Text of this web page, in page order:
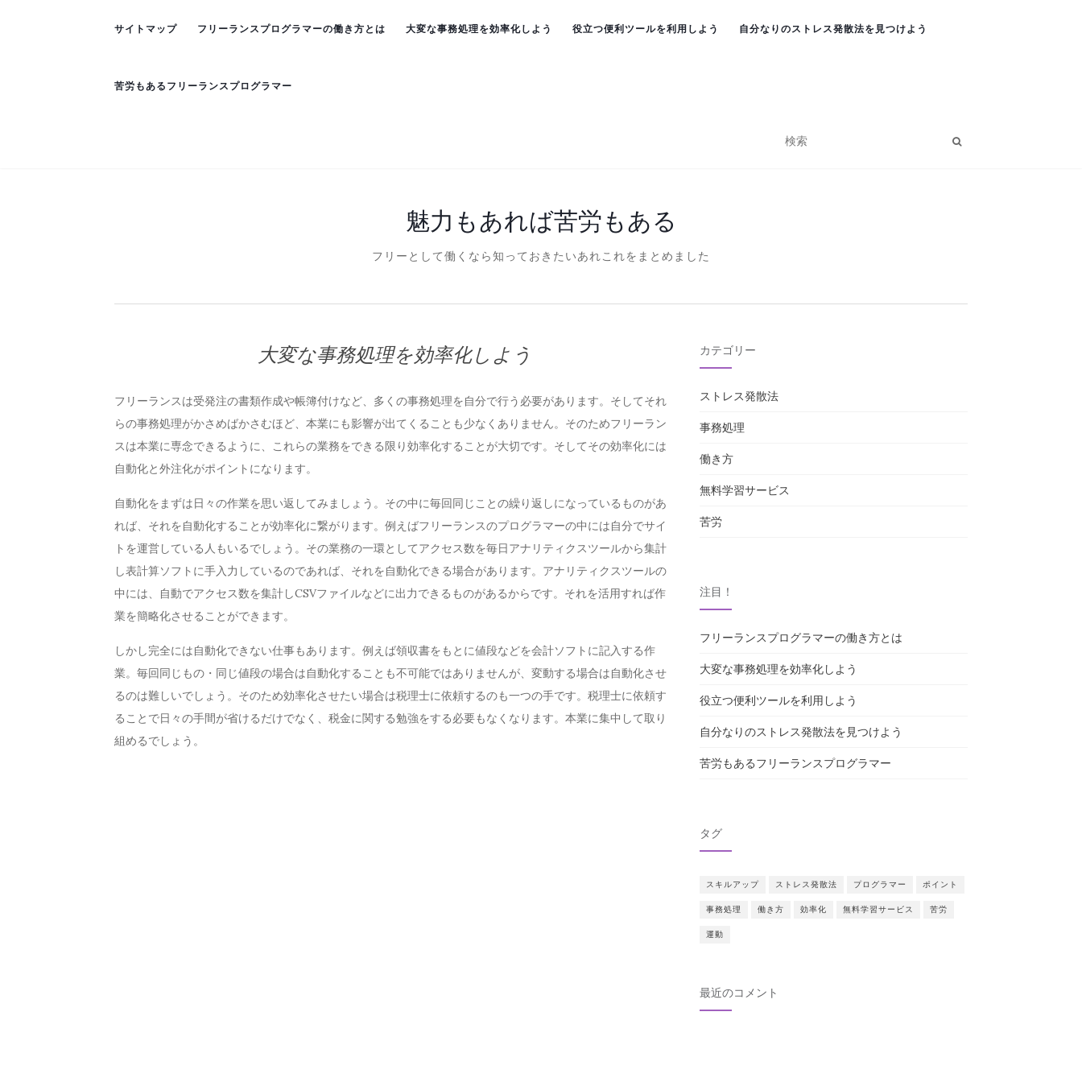
サイトマップ フリーランスプログラマーの働き方とは 大変な事務処理を効率化しよう 役立つ便利ツールを利用しよう 自分なりのストレス発散法を見つけよう
苦労もあるフリーランスプログラマー
魅力もあれば苦労もある
フリーとして働くなら知っておきたいあれこれをまとめました
大変な事務処理を効率化しよう
フリーランスは受発注の書類作成や帳簿付けなど、多くの事務処理を自分で行う必要があります。そしてそれ
らの事務処理がかさめばかさむほど、本業にも影響が出てくることも少なくありません。そのためフリーラン
スは本業に専念できるように、これらの業務をできる限り効率化することが大切です。そしてその効率化には
自動化と外注化がポイントになります。
自動化をまずは日々の作業を思い返してみましょう。その中に毎回同じことの繰り返しになっているものがあ
れば、それを自動化することが効率化に繋がります。例えばフリーランスのプログラマーの中には自分でサイ
トを運営している人もいるでしょう。その業務の一環としてアクセス数を毎日アナリティクスツールから集計
し表計算ソフトに手入力しているのであれば、それを自動化できる場合があります。アナリティクスツールの
中には、自動でアクセス数を集計しCSVファイルなどに出力できるものがあるからです。それを活用すれば作
業を簡略化させることができます。
しかし完全には自動化できない仕事もあります。例えば領収書をもとに値段などを会計ソフトに記入する作
業。毎回同じもの・同じ値段の場合は自動化することも不可能ではありませんが、変動する場合は自動化させ
るのは難しいでしょう。そのため効率化させたい場合は税理士に依頼するのも一つの手です。税理士に依頼す
ることで日々の手間が省けるだけでなく、税金に関する勉強をする必要もなくなります。本業に集中して取り
組めるでしょう。
カテゴリー
ストレス発散法
事務処理
働き方
無料学習サービス
苦労
注目！
フリーランスプログラマーの働き方とは
大変な事務処理を効率化しよう
役立つ便利ツールを利用しよう
自分なりのストレス発散法を見つけよう
苦労もあるフリーランスプログラマー
タグ
スキルアップ ストレス発散法 プログラマー ポイント
事務処理 働き方 効率化 無料学習サービス 苦労
運動
最近のコメント